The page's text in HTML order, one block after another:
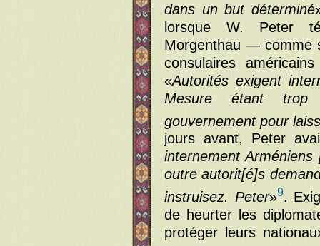
dans un but déterminé
lorsque W. Peter
Morgenthau — comme
consulaires
«Autorités exigent
Mesure étant trop
gouvernement pour
jours avant, Peter
internement
outre autorit[é]s
instruisez. Peter»9.
de heurter les
protéger leurs